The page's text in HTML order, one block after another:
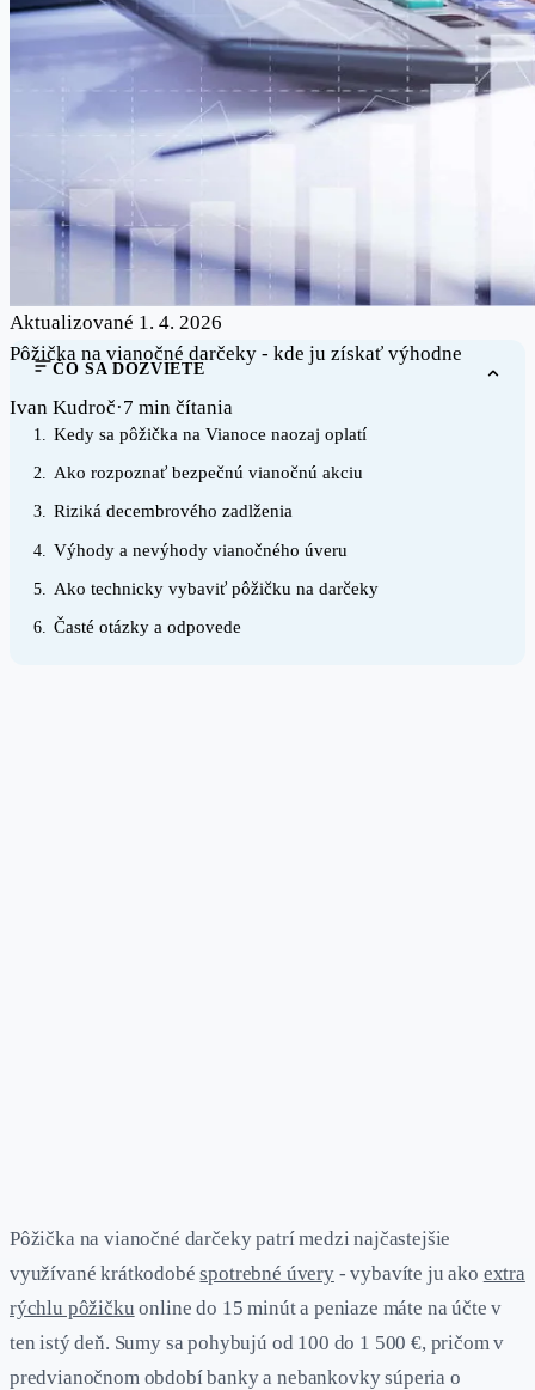
Pôžička na vianočné darčeky - kde ju získať výhodne
Ivan Kudroč·7 min čítania
Aktualizované 1. 4. 2026
ČO SA DOZVIETE
1. Kedy sa pôžička na Vianoce naozaj oplatí
2. Ako rozpoznať bezpečnú vianočnú akciu
3. Riziká decembrového zadlženia
4. Výhody a nevýhody vianočného úveru
5. Ako technicky vybaviť pôžičku na darčeky
6. Časté otázky a odpovede
Pôžička na vianočné darčeky patrí medzi najčastejšie
využívané krátkodobéspotrebné úvery- vybavíte ju ako extra
rýchlu pôžičku online do 15 minút a peniaze máte na účte v
ten istý deň. Sumy sa pohybujú od 100 do 1 500 €, pričom v
predvianočnom období banky a nebankovky súperia o